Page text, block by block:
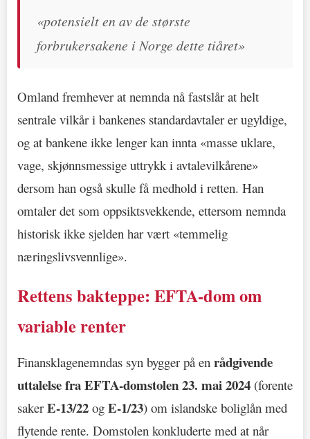
«potensielt en av de største
forbrukersakene i Norge dette tiåret»
Omland fremhever at nemnda nå fastslår at helt
sentrale vilkår i bankenes standardavtaler er ugyldige,
og at bankene ikke lenger kan innta «masse uklare,
vage, skjønnsmessige uttrykk i avtalevilkårene»
dersom han også skulle få medhold i retten. Han
omtaler det som oppsiktsvekkende, ettersom nemnda
historisk ikke sjelden har vært «temmelig
næringslivsvennlige».
Rettens bakteppe: EFTA-dom om
variable renter
Finansklagenemndas syn bygger på en rådgivende
uttalelse fra EFTA-domstolen23. mai 2024 (forente
sakerE-13/22 og E-1/23) om islandske boliglån med
flytende rente. Domstolen konkluderte med at når